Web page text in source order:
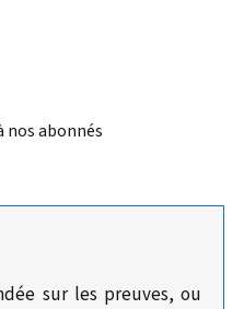
nos abonnés
sur les preuves, ou